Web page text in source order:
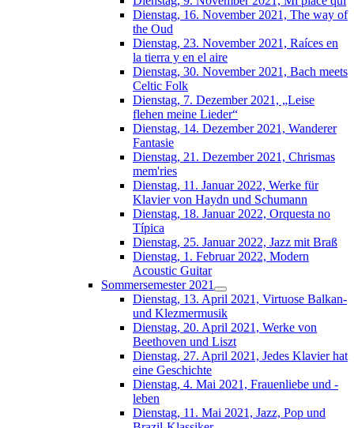
Dienstag, 16. November 2021, The way of
the Oud
Dienstag, 23. November 2021, Raíces en
la tierra y en el aire
Dienstag, 30. November 2021, Bach meets
Celtic Folk
Dienstag, 7. Dezember 2021, „Leise
flehen meine Lieder“
Dienstag, 14. Dezember 2021, Wanderer
Fantasie
Dienstag, 21. Dezember 2021, Chrismas
mem'ries
Dienstag, 11. Januar 2022, Werke für
Klavier von Haydn und Schumann
Dienstag, 18. Januar 2022, Orquesta no
Típica
Dienstag, 25. Januar 2022, Jazz mit Braß
Dienstag, 1. Februar 2022, Modern
Acoustic Guitar
Sommersemester 2021
Dienstag, 13. April 2021, Virtuose Balkan-
und Klezmermusik
Dienstag, 20. April 2021, Werke von
Beethoven und Liszt
Dienstag, 27. April 2021, Jedes Klavier hat
eine Geschichte
Dienstag, 4. Mai 2021, Frauenliebe und -
leben
Dienstag, 11. Mai 2021, Jazz, Pop und